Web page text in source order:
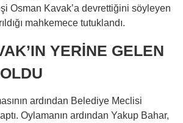
Osman Kavak’a devrettiğini söyleyen
mahkemece tutuklandı.
YERİNE GELEN
ardından Belediye Meclisi
Oylamanın ardından Yakup Bahar,